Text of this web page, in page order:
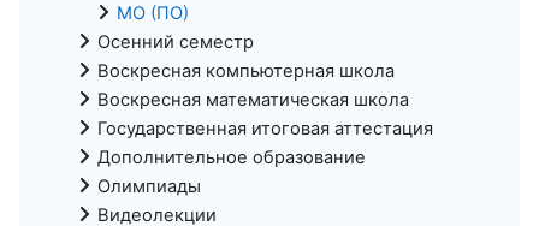
МО (ПО)
Осенний семестр
Воскресная компьютерная школа
Воскресная математическая школа
Государственная итоговая аттестация
Дополнительное образование
Олимпиады
Видеолекции